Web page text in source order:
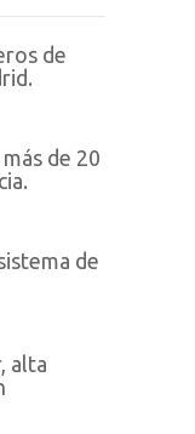
de
de 20
de
alta